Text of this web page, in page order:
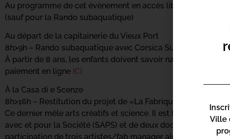
Au programme de cet évènement en accès libre et gratuit
(sauf pour la Rando subaquatique)
Au départ de la capitainerie du Vieux Port
8h>9h – Rando subaquatique avec Corsica Sub – 5€/
À partir de 8 ans, les enfants doivent savoir nager et être
paiement en ligne ICI
À la Casa di e Scenze
8h>16h – Restitution du projet de «La Fabrique sous-marine».
Ce dernier mêle arts créatifs et science. Il est le fruit d’un
avec et pour la Société (SAPS) et de deux doctorantes de
participation de trois artistes/fab manager ainsi que le public
Ville